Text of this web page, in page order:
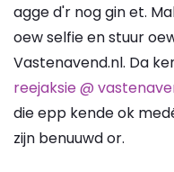
agge d'r nog gin et.
oew selfie en stuur
Vastenavend.nl. Da
reejaksie @
die epp kende ok
zijn benuuwd or.